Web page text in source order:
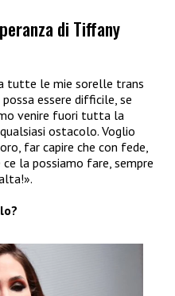
di Tiffany
tutte le mie sorelle trans
essere difficile, se
venire fuori tutta la
ostacolo. Voglio
far capire che con fede,
la possiamo fare, sempre